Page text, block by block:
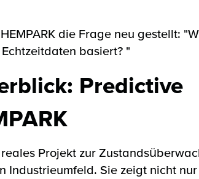
die Frage neu gestellt:
basiert? "
Predictive
Projekt zur
Industrieumfeld. Sie zeigt nicht